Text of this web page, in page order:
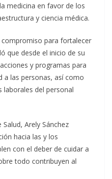
medicina en favor de los
y ciencia médica.
para fortalecer
que desde el inicio de su
y programas para
a las personas, así como
laborales del personal
Arely Sánchez
hacia las y los
con el deber de cuidar a
todo contribuyen al